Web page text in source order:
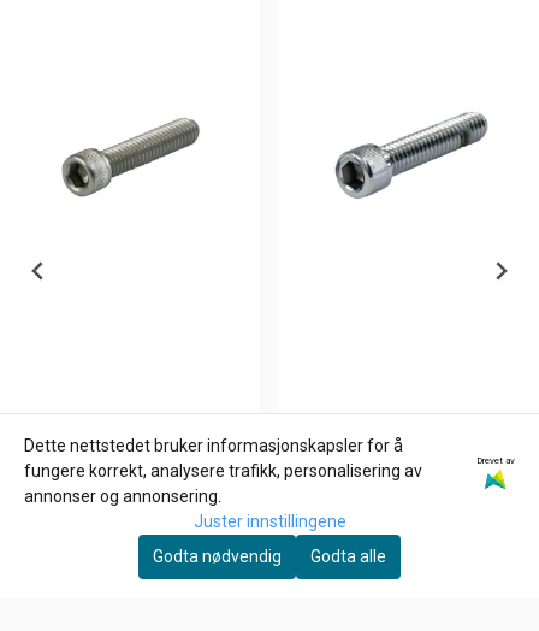
GARDNER-WESTCOTT
3/8-16 X 3/4 INCH Allen
GARDNER-WESTCOTT
1/4-20 x 1 3/4 inch allen
bolt
39,-
Dette nettstedet bruker informasjonskapsler for å
fungere korrekt, analysere trafikk, personalisering av
annonser og annonsering.
Drevet av
Juster innstillingene
Godta nødvendig
Godta alle